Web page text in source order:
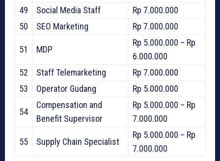
49
Social Media Staff
Rp 7.000.000
50
SEO Marketing Rp 7.000.000
51 MDP
Rp 5.000.000 – Rp
6.000.000
52
Staff Telemarketing
Rp 7.000.000
53
Operator Gudang Rp 5.000.000
54
Compensation and
Benefit Supervisor
Rp 5.000.000 – Rp
7.000.000
55 Supply Chain Specialist
Rp 5.000.000 – Rp
7.000.000